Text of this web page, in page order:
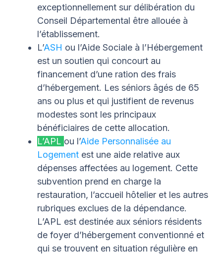
exceptionnellement sur délibération du
Conseil Départemental être allouée à
l’établissement.
L’ASH ou l’Aide Sociale à l’Hébergement
est un soutien qui concourt au
financement d’une ration des frais
d’hébergement. Les séniors âgés de 65
ans ou plus et qui justifient de revenus
modestes sont les principaux
bénéficiaires de cette allocation.
L’APL ou l’Aide Personnalisée au
Logement est une aide relative aux
dépenses affectées au logement. Cette
subvention prend en charge la
restauration, l’accueil hôtelier et les autres
rubriques exclues de la dépendance.
L’APL est destinée aux séniors résidents
de foyer d’hébergement conventionné et
qui se trouvent en situation régulière en